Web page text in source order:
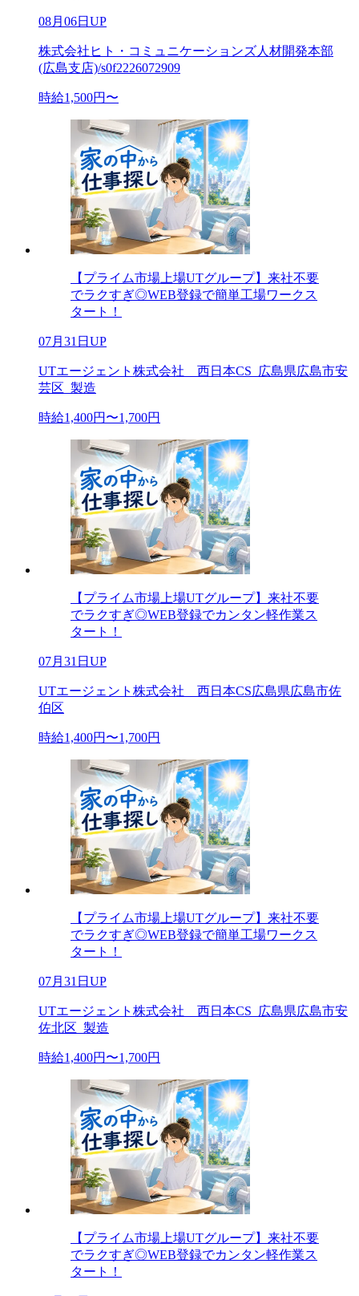
08月06日UP
株式会社ヒト・コミュニケーションズ人材開発本部
(広島支店)/s0f2226072909
時給1,500円〜
【プライム市場上場UTグループ】来社不要
でラクすぎ◎WEB登録で簡単工場ワークス
タート！
07月31日UP
UTエージェント株式会社 西日本CS_広島県広島市安
芸区_製造
時給1,400円〜1,700円
【プライム市場上場UTグループ】来社不要
でラクすぎ◎WEB登録でカンタン軽作業ス
タート！
07月31日UP
UTエージェント株式会社 西日本CS広島県広島市佐
伯区
時給1,400円〜1,700円
【プライム市場上場UTグループ】来社不要
でラクすぎ◎WEB登録で簡単工場ワークス
タート！
07月31日UP
UTエージェント株式会社 西日本CS_広島県広島市安
佐北区_製造
時給1,400円〜1,700円
【プライム市場上場UTグループ】来社不要
でラクすぎ◎WEB登録でカンタン軽作業ス
タート！